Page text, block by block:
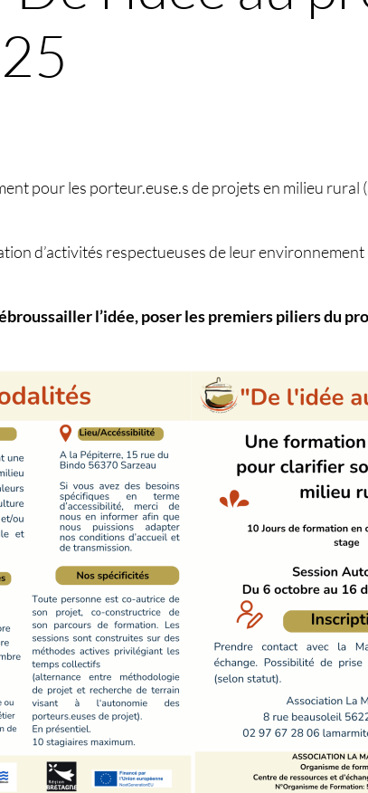
pour les porteur.euse.s de projets en milieu rural
d’activités respectueuses de leur
l’idée, poser les premiers piliers du